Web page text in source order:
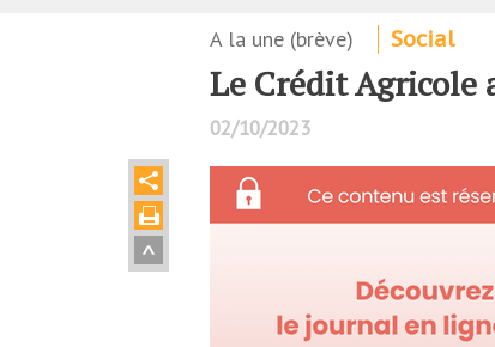
A la une (brève) Social
Le Crédit Agricole
02/10/2023